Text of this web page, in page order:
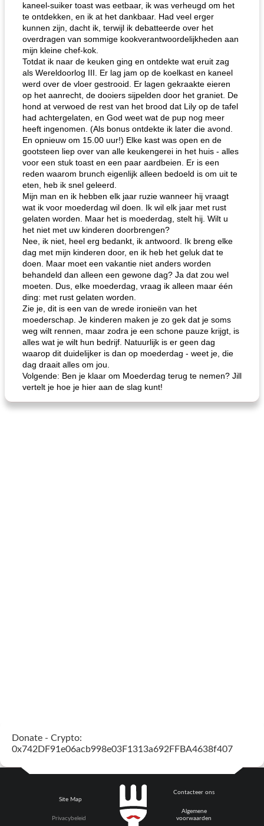
kaneel-suiker toast was eetbaar, ik was verheugd om het
te ontdekken, en ik at het dankbaar. Had veel erger
kunnen zijn, dacht ik, terwijl ik debatteerde over het
overdragen van sommige kookverantwoordelijkheden aan
mijn kleine chef-kok.
Totdat ik naar de keuken ging en ontdekte wat eruit zag
als Wereldoorlog III. Er lag jam op de koelkast en kaneel
werd over de vloer gestrooid. Er lagen gekraakte eieren
op het aanrecht, de dooiers sijpelden door het graniet. De
hond at verwoed de rest van het brood dat Lily op de tafel
had achtergelaten, en God weet wat de pup nog meer
heeft ingenomen. (Als bonus ontdekte ik later die avond.
En opnieuw om 15.00 uur!) Elke kast was open en de
gootsteen liep over van alle keukengerei in het huis - alles
voor een stuk toast en een paar aardbeien. Er is een
reden waarom brunch eigenlijk alleen bedoeld is om uit te
eten, heb ik snel geleerd.
Mijn man en ik hebben elk jaar ruzie wanneer hij vraagt ​​
wat ik voor moederdag wil doen. Ik wil elk jaar met rust
gelaten worden. Maar het is moederdag, stelt hij. Wilt u
het niet met uw kinderen doorbrengen?
Nee, ik niet, heel erg bedankt, ik antwoord. Ik breng elke
dag met mijn kinderen door, en ik heb het geluk dat te
doen. Maar moet een vakantie niet anders worden
behandeld dan alleen een gewone dag? Ja dat zou wel
moeten. Dus, elke moederdag, vraag ik alleen maar één
ding: met rust gelaten worden.
Zie je, dit is een van de wrede ironieën van het
moederschap. Je kinderen maken je zo gek dat je soms
weg wilt rennen, maar zodra je een schone pauze krijgt, is
alles wat je wilt hun bedrijf. Natuurlijk is er geen dag
waarop dit duidelijker is dan op moederdag - weet je, die
dag draait alles om jou.
Volgende: Ben je klaar om Moederdag terug te nemen? Jill
vertelt je hoe je hier aan de slag kunt!
Donate - Crypto:
0x742DF91e06acb998e03F1313a692FFBA4638f407
Site Map
Privacybeleid
Contacteer ons
Algemene
voorwaarden